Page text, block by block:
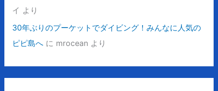
イ より
30年ぶりのプーケットでダイビング！みんなに人気の
ピピ島へに mrocean より